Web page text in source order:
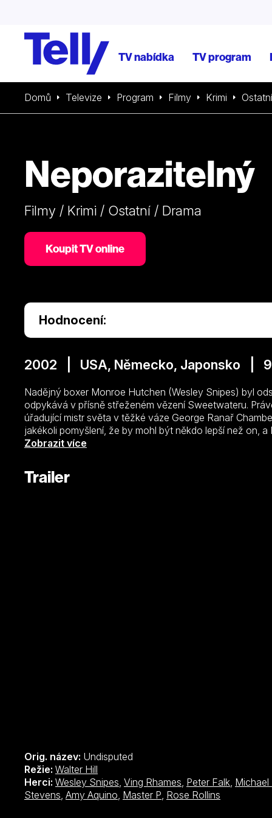
TV nabídka TV program
Domů Televize Program Filmy Krimi Ostatní
Neporazitelný
Filmy / Krimi / Ostatní / Drama
Koupit TV online
Hodnocení:
2002 | USA, Německo, Japonsko |
Nadějný boxer Monroe Hutchen (Wesley Snipes) byl
odpykává v přísně střeženém vězení Sweetwateru.
úřadující mistr světa v těžké váze George Ranař
jakékoli pomyšlení, že by mohl být někdo lepší než on,
zápase půjde o hodně. Zvlášť, když jsou v sázce i
Zobrazit více
Trailer
Orig. název: Undisputed
Režie: Walter Hill
Herci: Wesley Snipes Ving Rhames Peter Falk Michael
Stevens Amy Aquino Master P Rose Rollins